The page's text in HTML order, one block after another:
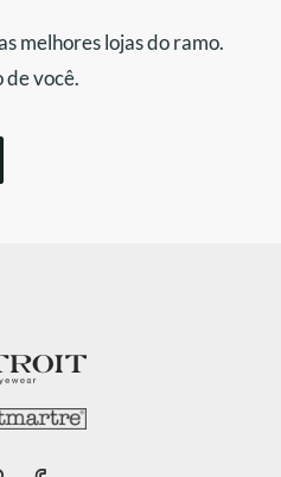
melhores lojas do ramo.
de você.